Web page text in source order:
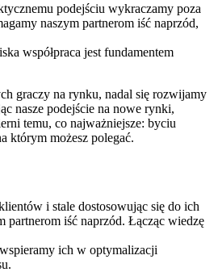
podejściu wykraczamy poza
naszym partnerom iść naprzód,
współpraca jest fundamentem
graczy na rynku, nadal się rozwijamy
nasze podejście na nowe rynki,
temu, co najważniejsze: byciu
którym możesz polegać.
i stale dostosowując się do ich
partnerom iść naprzód. Łącząc wiedzę
ich w optymalizacji